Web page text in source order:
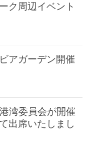
ク周辺イベント
アガーデン開催
湾委員会が開催
出席いたしまし